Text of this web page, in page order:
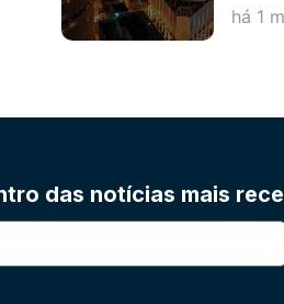
há 1
das notícias mais